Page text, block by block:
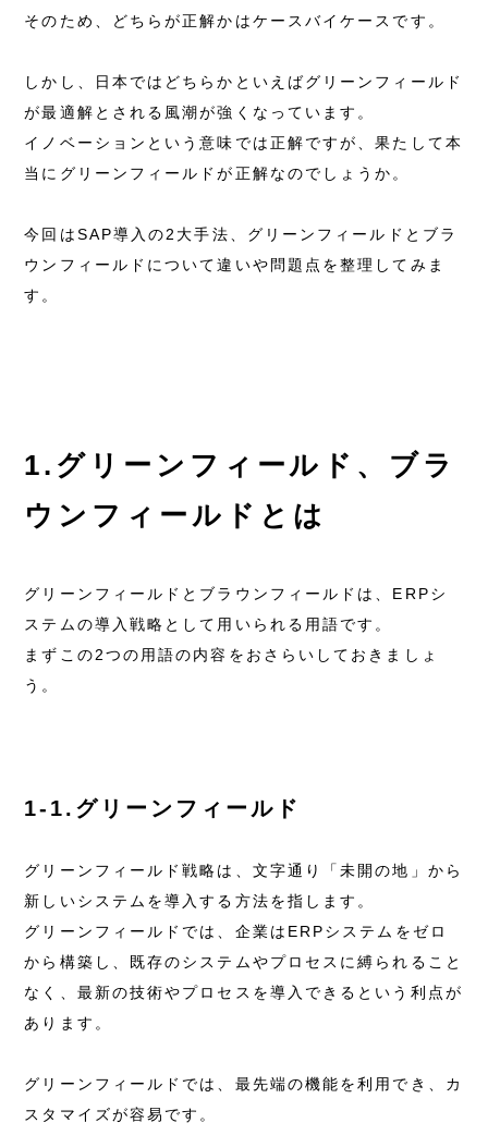
そのため、どちらが正解かはケースバイケースです。
しかし、日本ではどちらかといえばグリーンフィールド
が最適解とされる風潮が強くなっています。
イノベーションという意味では正解ですが、果たして本
当にグリーンフィールドが正解なのでしょうか。
今回はSAP導入の2大手法、グリーンフィールドとブラ
ウンフィールドについて違いや問題点を整理してみま
す。
1.グリーンフィールド、ブラ
ウンフィールドとは
グリーンフィールドとブラウンフィールドは、ERPシ
ステムの導入戦略として用いられる用語です。
まずこの2つの用語の内容をおさらいしておきましょ
う。
1-1.グリーンフィールド
グリーンフィールド戦略は、文字通り「未開の地」から
新しいシステムを導入する方法を指します。
グリーンフィールドでは、企業はERPシステムをゼロ
から構築し、既存のシステムやプロセスに縛られること
なく、最新の技術やプロセスを導入できるという利点が
あります。
グリーンフィールドでは、最先端の機能を利用でき、カ
スタマイズが容易です。